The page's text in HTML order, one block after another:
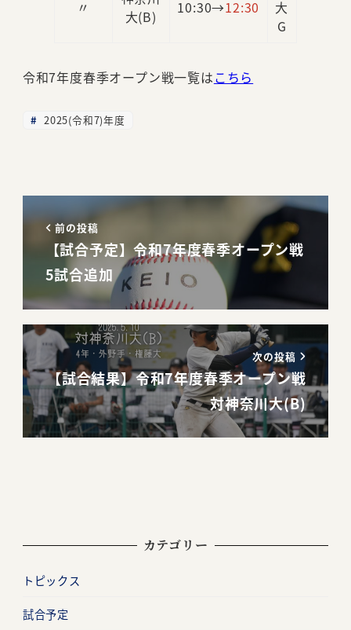
〃
大(B)
10:30→12:30
大
G
令和7年度春季オープン戦一覧はこちら
2025(令和7)年度
前の投稿
【試合予定】令和7年度春季オープン戦
5試合追加
次の投稿
【試合結果】令和7年度春季オープン戦
対神奈川大(B)
カテゴリー
トピックス
試合予定